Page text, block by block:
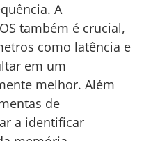
A
também é crucial,
como latência e
em um
melhor. Além
de
a identificar